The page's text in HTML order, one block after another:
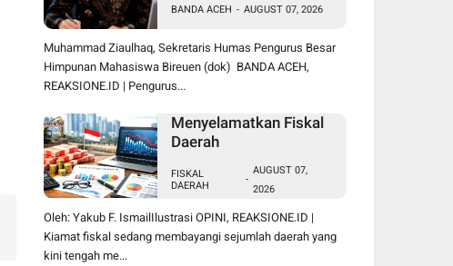
BANDA ACEH - AUGUST 07, 2026
Muhammad Ziaulhaq, Sekretaris Humas Pengurus Besar
Himpunan Mahasiswa Bireuen (dok) BANDA ACEH,
REAKSIONE.ID | Pengurus...
Menyelamatkan Fiskal
Daerah
FISKAL
DAERAH
-
AUGUST 07,
2026
Oleh: Yakub F. IsmailIlustrasi OPINI, REAKSIONE.ID |
Kiamat fiskal sedang membayangi sejumlah daerah yang
kini tengah me...